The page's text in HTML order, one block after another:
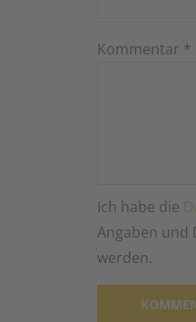
Kommentar *
Ich habe die
Angaben und
werden.